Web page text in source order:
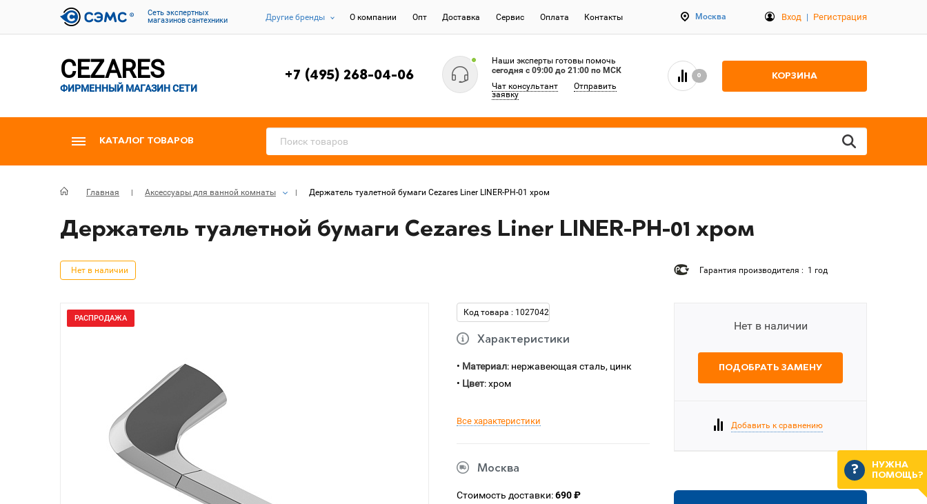
Cеть экспертных
магазинов сантехники
Другие бренды О компании Опт Доставка Сервис Оплата Контакты Москва Вход | Регистрация
CEZARES
ФИРМЕННЫЙ МАГАЗИН СЕТИ
+7 (495) 268-04-06
Наши эксперты готовы помочь
сегодня c 09:00 до 21:00 по МСК
Чат консультант
Отправить
заявку
0 КОРЗИНА
КАТАЛОГ ТОВАРОВ
Главная Аксессуары для ванной комнаты Держатель туалетной бумаги Cezares Liner LINER-PH-01 хром
Держатель туалетной бумаги Cezares Liner LINER-PH-01 хром
Нет в наличии Гарантия производителя : 1 год
РАСПРОДАЖА
Код товара : 1027042
Характеристики
• Материал: нержавеющая сталь, цинк
• Цвет: хром
Все характеристики
Москва
Стоимость доставки:690 ₽
Нет в наличии
ПОДОБРАТЬ ЗАМЕНУ
Добавить к сравнению
НУЖНА
ПОМОЩЬ?